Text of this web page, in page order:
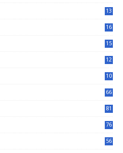
13
16
15
12
10
66
81
76
56